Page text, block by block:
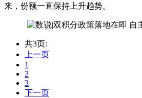
来，份额一直保持上升趋势。
共3页:
上一页
1
2
3
下一页